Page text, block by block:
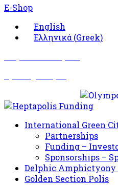
E-Shop
English
Ελληνικά (Greek)
International Green
Partnerships
Funding –
Sponsorships –
Delphic Amphictyony
Golden Section Polis